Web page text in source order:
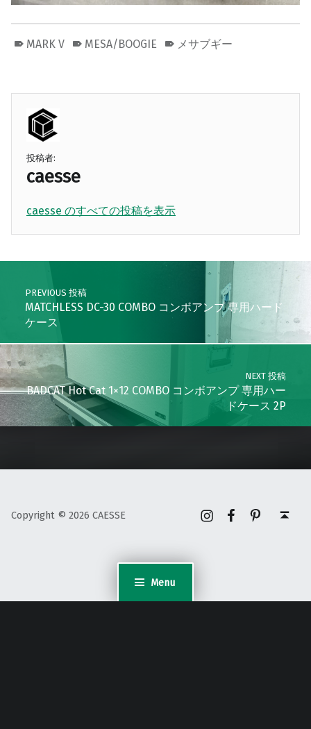
Menu
MARK V MESA/BOOGIE メサブギー
投稿者:
caesse
caesse のすべての投稿を表示
Skip back to main navigation
Post navigation
PREVIOUS 投稿
MATCHLESS DC-30 COMBO コンボアンプ 専用ハード
ケース
NEXT 投稿
BADCAT Hot Cat 1×12 COMBO コンボアンプ 専用ハー
ドケース 2P
Copyright © 2026 CAESSE